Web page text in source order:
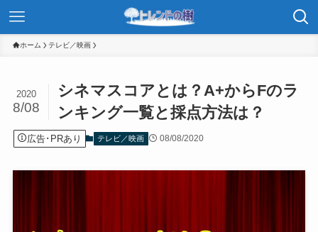
ホーム テレビ／映画
シネマスコアとは？A+からFのラ
ンキング一覧と採点方法は？
2020
8/08
広告･PRあり テレビ／映画 08/08/2020